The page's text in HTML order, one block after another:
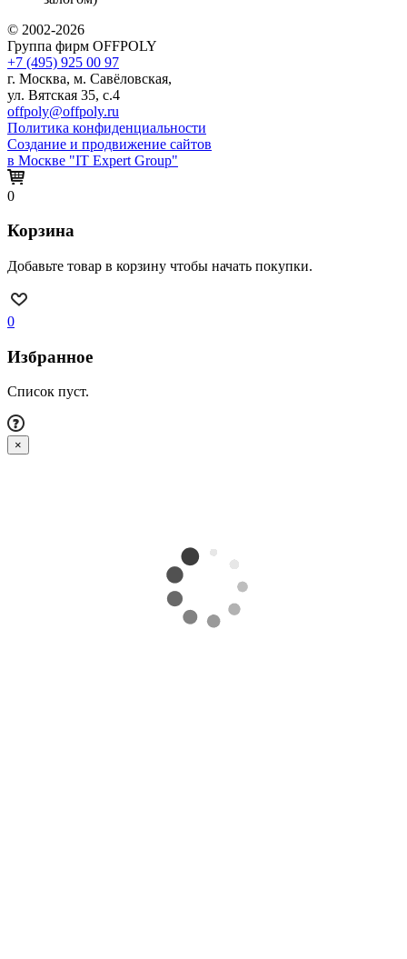
© 2002-2026
Группа фирм OFFPOLY
+7 (495) 925 00 97
г. Москва, м. Савёловская,
ул. Вятская 35, с.4
offpoly@offpoly.ru
Политика конфиденциальности
Создание и продвижение сайтов
в Москве "IT Expert Group"
0
Корзина
Добавьте товар в корзину чтобы начать покупки.
0
Избранное
Список пуст.
×